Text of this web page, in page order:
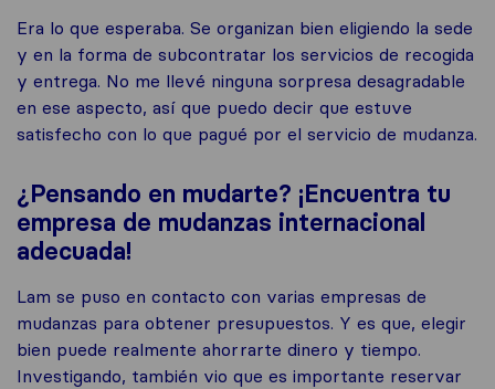
Era lo que esperaba. Se organizan bien eligiendo la sede
y en la forma de subcontratar los servicios de recogida
y entrega. No me llevé ninguna sorpresa desagradable
en ese aspecto, así que puedo decir que estuve
satisfecho con lo que pagué por el servicio de mudanza.
¿Pensando en mudarte? ¡Encuentra tu
empresa de mudanzas internacional
adecuada!
Lam se puso en contacto con varias empresas de
mudanzas para obtener presupuestos. Y es que, elegir
bien puede realmente ahorrarte dinero y tiempo.
Investigando, también vio que es importante reservar